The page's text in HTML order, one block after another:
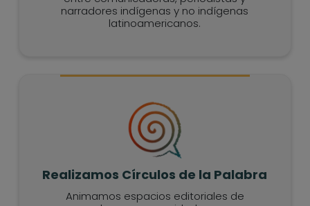
narradores indígenas y no indígenas
latinoamericanos.
Realizamos Círculos de la Palabra
Animamos espacios editoriales de